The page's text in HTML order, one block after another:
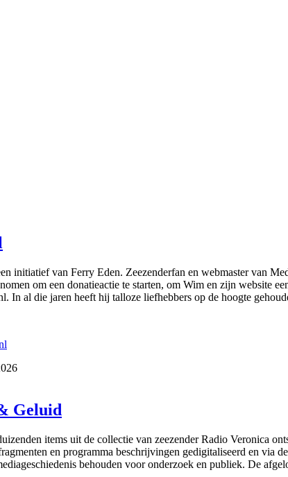
initiatief van Ferry Eden. Zeezenderfan en webmaster van
om een donatieactie te starten, om Wim en zijn website
In al die jaren heeft hij talloze liefhebbers op de hoogte
Geluid
items uit de collectie van zeezender Radio Veronica
en programma beschrijvingen gedigitaliseerd en via
behouden voor onderzoek en publiek. De